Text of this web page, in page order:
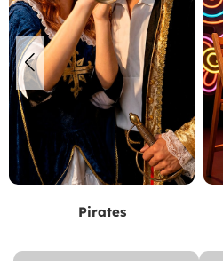
Pirates